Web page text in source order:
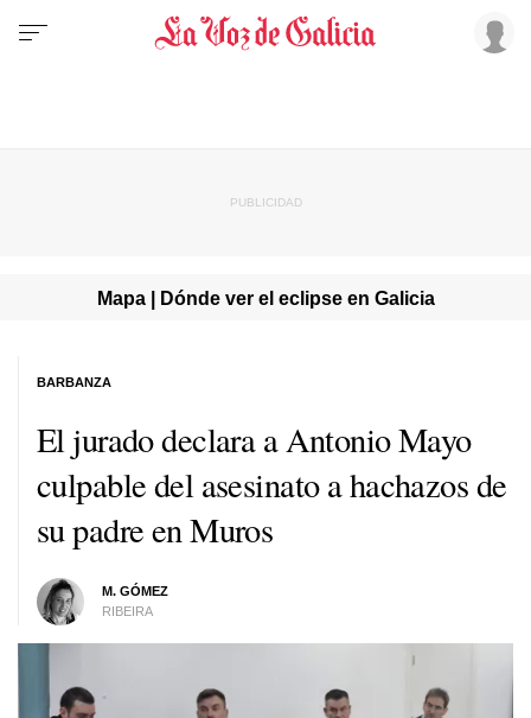
Mapa | Dónde ver el eclipse en Galicia
El jurado declara a Antonio Mayo
culpable del asesinato a hachazos de
su padre en Muros
M. GÓMEZ
RIBEIRA
BARBANZA